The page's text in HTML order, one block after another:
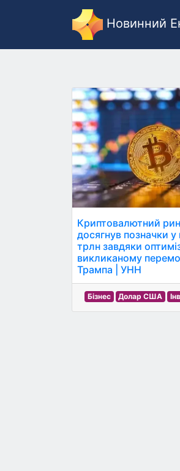
Новинний
Криптовалютний
досягнув позначки
трлн завдяки
викликаному
Трампа | УНН
Бізнес Долар США